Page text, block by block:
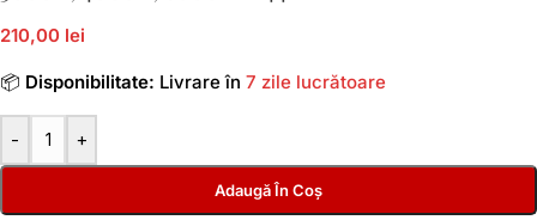
210,00 lei
📦 Disponibilitate: Livrare în 7 zile lucrătoare
- +
Adaugă În Coș